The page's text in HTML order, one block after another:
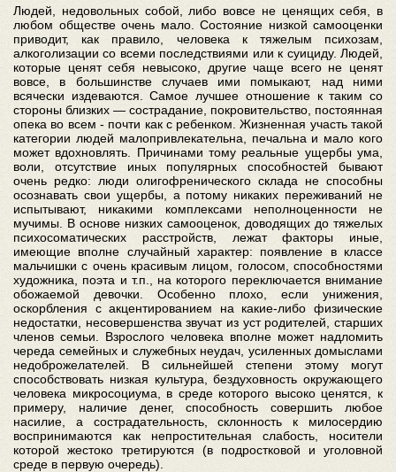
Людей, недовольных собой, либо вовсе не ценящих себя, в
любом обществе очень мало. Состояние низкой самооценки
приводит, как правило, человека к тяжелым психозам,
алкоголизации со всеми последствиями или к суициду. Людей,
которые ценят себя невысоко, другие чаще всего не ценят
вовсе, в большинстве случаев ими помыкают, над ними
всячески издеваются. Самое лучшее отношение к таким со
стороны близких — сострадание, покровительство, постоянная
опека во всем - почти как с ребенком. Жизненная участь такой
категории людей малопривлекательна, печальна и мало кого
может вдохновлять. Причинами тому реальные ущербы ума,
воли, отсутствие иных популярных способностей бывают
очень редко: люди олигофренического склада не способны
осознавать свои ущербы, а потому никаких переживаний не
испытывают, никакими комплексами неполноценности не
мучимы. В основе низких самооценок, доводящих до тяжелых
психосоматических расстройств, лежат факторы иные,
имеющие вполне случайный характер: появление в классе
мальчишки с очень красивым лицом, голосом, способностями
художника, поэта и т.п., на которого переключается внимание
обожаемой девочки. Особенно плохо, если унижения,
оскорбления с акцентированием на какие-либо физические
недостатки, несовершенства звучат из уст родителей, старших
членов семьи. Взрослого человека вполне может надломить
череда семейных и служебных неудач, усиленных домыслами
недоброжелателей. В сильнейшей степени этому могут
способствовать низкая культура, бездуховность окружающего
человека микросоциума, в среде которого высоко ценятся, к
примеру, наличие денег, способность совершить любое
насилие, а сострадательность, склонность к милосердию
воспринимаются как непростительная слабость, носители
которой жестоко третируются (в подростковой и уголовной
среде в первую очередь).